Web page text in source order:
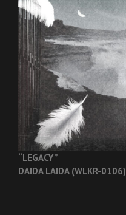
“LEGACY”
DAIDA LAIDA (WLKR-0106)